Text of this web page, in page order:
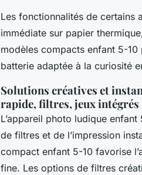
Les fonctionnalités de certains
immédiate sur papier
modèles compacts enfant 5-
batterie adaptée à la curiosité
Solutions créatives et
rapide, filtres, jeux intégrés
L’appareil photo ludique
de filtres et de l’impression
compact enfant 5-10 favorise
fine. Les options de filtres